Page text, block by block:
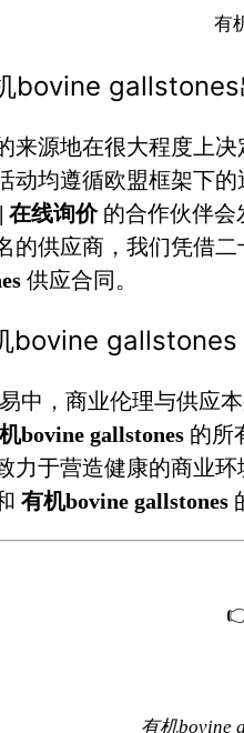
有
bovine gallstones
来源地在很大程度上
动均遵循欧盟框架下
在线询价的合作伙伴会
的供应商，我们凭借
供应合同。
bovine gallstones
中，商业伦理与供应
bovine gallstones 的所
力于营造健康的商业
有机bovine gallstones
有机bovine